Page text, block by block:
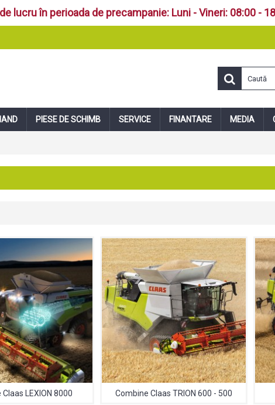
lucru în perioada de precampanie: Luni - Vineri: 08:00 -
PIESE DE SCHIMB SERVICE FINANTARE MEDIA
LEXION 8000 Combine Claas TRION 600 - 500